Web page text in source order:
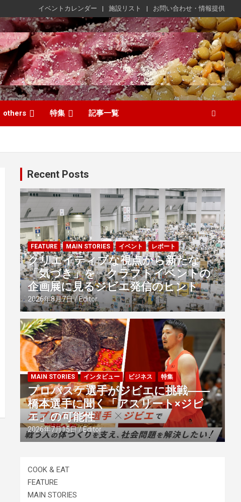
イベントカレンダー 施設リスト お問い合わせ・情報提供
others 特集 記事一覧
Recent Posts
FEATURE MAIN STORIES イベント レポート
クリエイティブな視点から新たな
「気づき」を クラフトイベントの
企画展に見るジビエ発信のヒント
2026年8月7日 Editor
MAIN STORIES インタビュー ビジネス 特集
プロバスケ選手がジビエに挑戦――
橋本選手に聞く「アスリート×ジビ
エ」の可能性
2026年7月15日 Editor
COOK & EAT
FEATURE
MAIN STORIES